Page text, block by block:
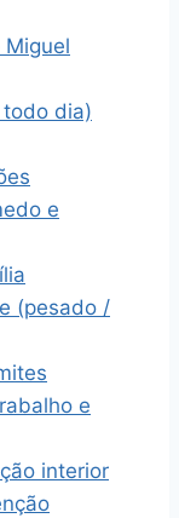
Miguel
todo dia)
e
(pesado /
e
interior